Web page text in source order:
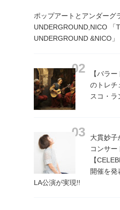
ポップアートとアンダー
UNDERGROUND,NICO 「
UNDERGROUND &NICO」
【バラ
のトレチ
スコ・ラ
大貫妙子
コンサー
【
開催を
LA公演が実現!!